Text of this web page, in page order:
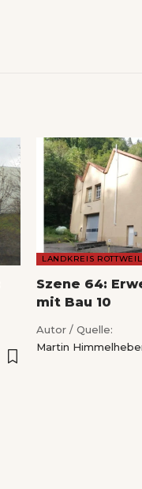
LANDKREIS ROTTWEIL
Szene 64:
mit Bau 10
Autor / Quelle:
Martin